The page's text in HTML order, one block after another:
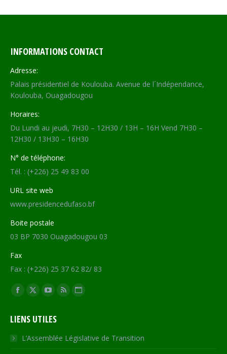
INFORMATIONS CONTACT
Adresse:
Palais présidentiel de Koulouba. Avenue de l´Indépendance,
Koulouba, Ouagadougou
Horaires:
Du Lundi au jeudi, 7H30 – 12H30 / 13H – 16H Vend 7H30 –
12H30 / 13H30 – 16H30
N° de téléphone:
Tél. : (+226) 25 49 83 00
URL site web
www.presidencedufaso.bf
Boite postale
03 BP 7030 Ouagadougou 03
Fax
Fax : (+226) 25 37 62 82/ 83
Trouvez nous sur :
Facebook
opens
in
new
X
opens
in
new
YouTube
opens
in
new
RSS
in
new
Site
opens
in
LIENS UTILES
L’Assemblée Législative de Transition